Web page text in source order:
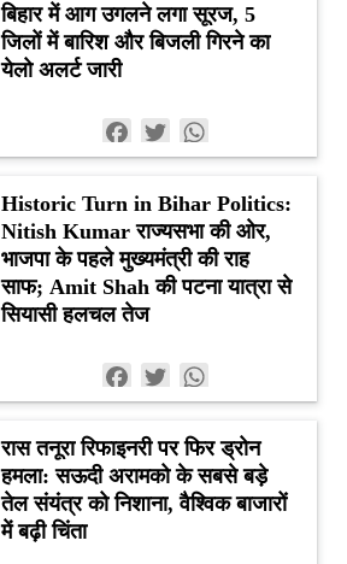
तेजी
WhatsApp
उम्मीदवारों
की सूची
की
के बाद
हुआ
फैसला
कांग्रेस
फोकस
बिहार में आग उगलने लगा सूरज, 5
जिलों में बारिश और बिजली गिरने का
येलो अलर्ट जारी
Facebook
Twitter
Historic Turn in Bihar Politics:
Nitish Kumar राज्यसभा की ओर,
भाजपा के पहले मुख्यमंत्री की राह
साफ; Amit Shah की पटना यात्रा से
सियासी हलचल तेज
Facebook
Twitter
रास तनूरा रिफाइनरी पर फिर ड्रोन
हमला: सऊदी अरामको के सबसे बड़े
तेल संयंत्र को निशाना, वैश्विक बाजारों
में बढ़ी चिंता